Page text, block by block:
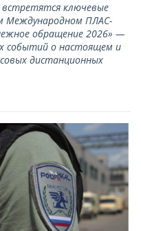
встретятся ключевые
Международном ПЛАС-
обращение 2026» —
событий о настоящем и
дистанционных